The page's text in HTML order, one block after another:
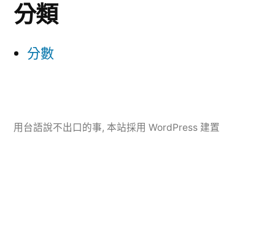
分類
分數
用台語說不出口的事, 本站採用 WordPress 建置